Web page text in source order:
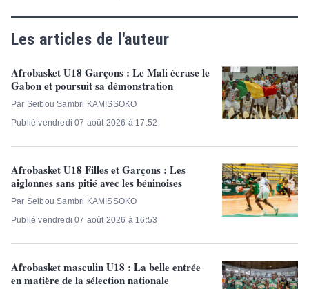
Les articles de l'auteur
Afrobasket U18 Garçons : Le Mali écrase le
Gabon et poursuit sa démonstration
Par Seibou Sambri KAMISSOKO
Publié vendredi 07 août 2026 à 17:52
Afrobasket U18 Filles et Garçons : Les
aiglonnes sans pitié avec les béninoises
Par Seibou Sambri KAMISSOKO
Publié vendredi 07 août 2026 à 16:53
Afrobasket masculin U18 : La belle entrée
en matière de la sélection nationale